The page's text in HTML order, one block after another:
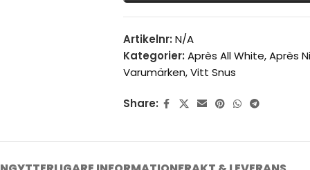
Artikelnr: N/A
Kategorier: Après All White,Après
Varumärken,Vitt Snus
Share: